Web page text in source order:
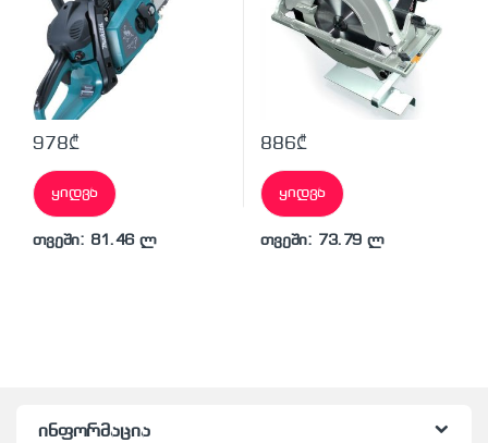
978₾
ყიდვა
თვეში: 81.46 ლ
886₾
ყიდვა
თვეში: 73.79 ლ
ინფორმაცია